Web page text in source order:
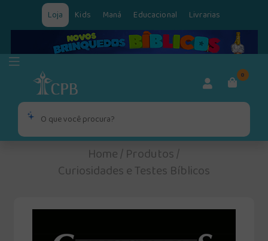
Loja Kids Maná Educacional Livrarias
0
Home/Produtos/
Curiosidades e Testes Bíblicos